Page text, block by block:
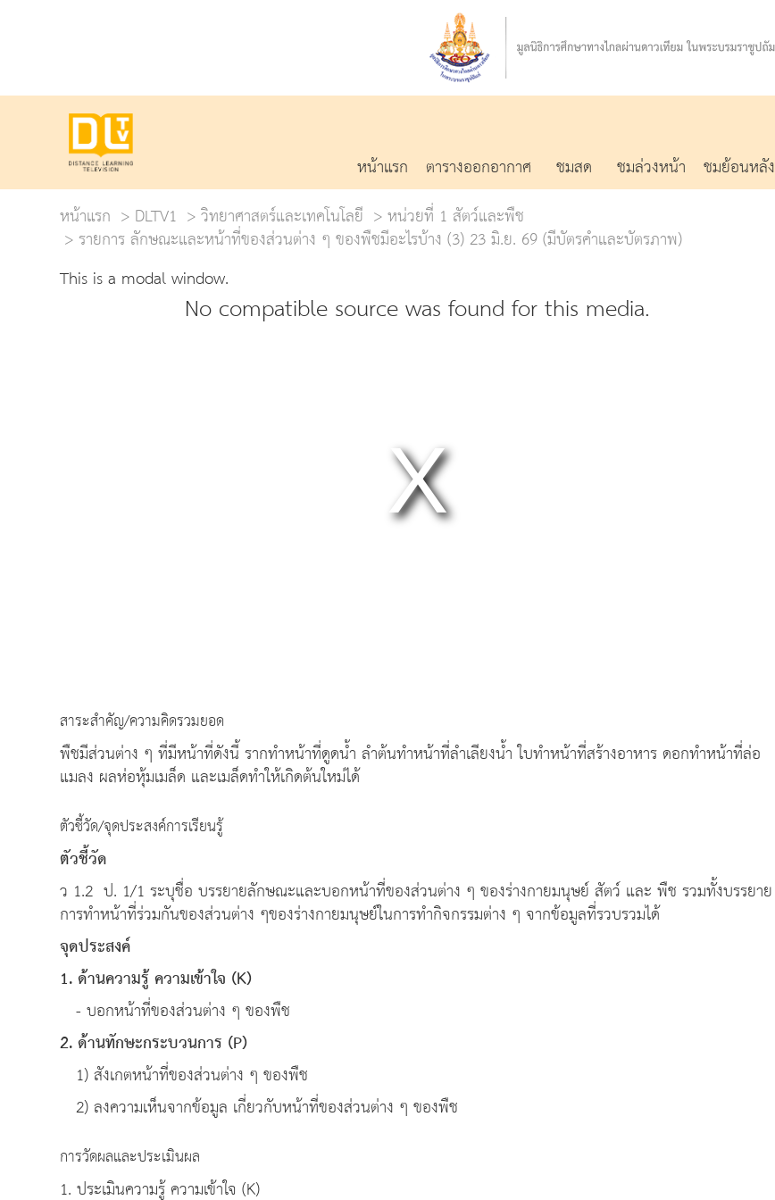
หน้าแรก ตารางออกอากาศ ชมสด ชมล่วงหน้า ชมย้อนหลัง
หน้าแรก
DLTV1 วิทยาศาสตร์และเทคโนโลยี หน่วยที่ 1 สัตว์และพืช
รายการ ลักษณะและหน้าที่ของส่วนต่าง ๆ ของพืชมีอะไรบ้าง (3) 23 มิ.ย. 69 (มีบัตรคำและบัตรภาพ)
This is a modal window.
No compatible source was found for this media.
สาระสำคัญ/ความคิดรวมยอด
พืชมีส่วนต่าง ๆ ที่มีหน้าที่ดังนี้ รากทำหน้าที่ดูดน้ำ ลำต้นทำหน้าที่ลำเลียงน้ำ ใบทำหน้าที่สร้างอาหาร ดอกทำหน้าที่ล่อ
แมลง ผลห่อหุ้มเมล็ด และเมล็ดทำให้เกิดต้นใหม่ได้
ตัวชี้วัด/จุดประสงค์การเรียนรู้
ตัวชี้วัด
ว 1.2 ป. 1/1 ระบุชื่อ บรรยายลักษณะและบอกหน้าที่ของส่วนต่าง ๆ ของร่างกายมนุษย์ สัตว์ และ พืช รวมทั้งบรรยาย
การทำหน้าที่ร่วมกันของส่วนต่าง ๆของร่างกายมนุษย์ในการทำกิจกรรมต่าง ๆ จากข้อมูลที่รวบรวมได้
จุดประสงค์
1. ด้านความรู้ ความเข้าใจ (K)
- บอกหน้าที่ของส่วนต่าง ๆ ของพืช
2. ด้านทักษะกระบวนการ (P)
1) สังเกตหน้าที่ของส่วนต่าง ๆ ของพืช
2) ลงความเห็นจากข้อมูล เกี่ยวกับหน้าที่ของส่วนต่าง ๆ ของพืช
การวัดผลและประเมินผล
1. ประเมินความรู้ ความเข้าใจ (K)